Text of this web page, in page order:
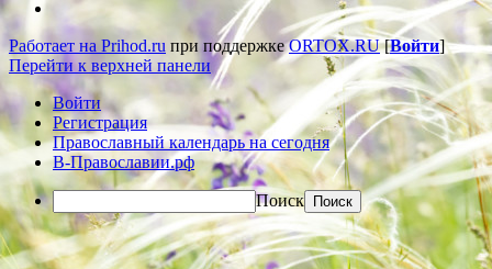
Работает на Prihod.ru при поддержкеORTOX.RU[Войти]
Перейти к верхней панели
Войти
Регистрация
Православный календарь на сегодня
В-Православии.рф
Поиск